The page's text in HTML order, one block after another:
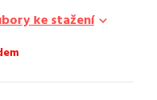
ke stažení